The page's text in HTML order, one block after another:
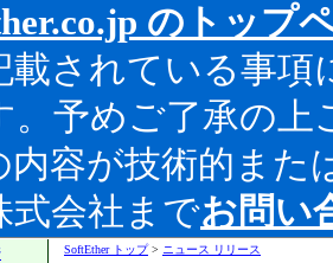
のトップ
載されている事
。予めご了承の上
内容が技術的また
式会社までお問い
SoftEther トップ> ニュース リリース